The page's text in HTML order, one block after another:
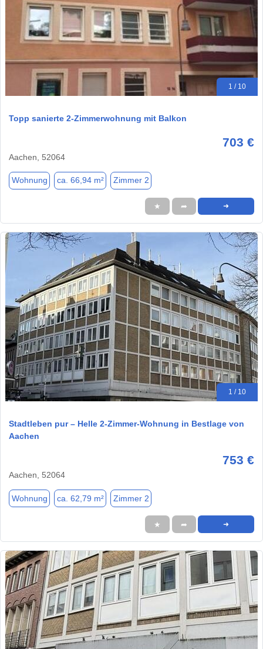
1 / 10
Topp sanierte 2-Zimmerwohnung mit Balkon
703 €
Aachen, 52064
Wohnung ca. 66,94 m² Zimmer 2
★ ➦ ➜
1 / 10
Stadtleben pur – Helle 2-Zimmer-Wohnung in Bestlage von
Aachen
753 €
Aachen, 52064
Wohnung ca. 62,79 m² Zimmer 2
★ ➦ ➜